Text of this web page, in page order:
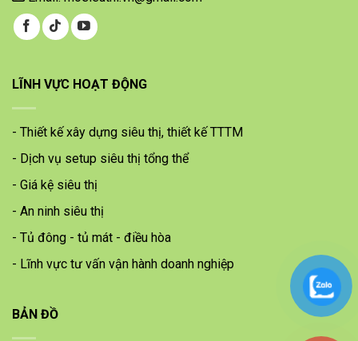
LĨNH VỰC HOẠT ĐỘNG
- Thiết kế xây dựng siêu thị, thiết kế TTTM
- Dịch vụ setup siêu thị tổng thể
- Giá kệ siêu thị
- An ninh siêu thị
- Tủ đông - tủ mát - điều hòa
- Lĩnh vực tư vấn vận hành doanh nghiệp
BẢN ĐỒ